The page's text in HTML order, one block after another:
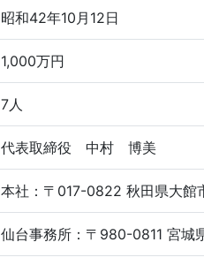
昭和42年10月12日
1,000万円
7人
代表取締役 中村 博美
本社：〒017-0822 秋田県大館
仙台事務所：〒980-0811 宮城